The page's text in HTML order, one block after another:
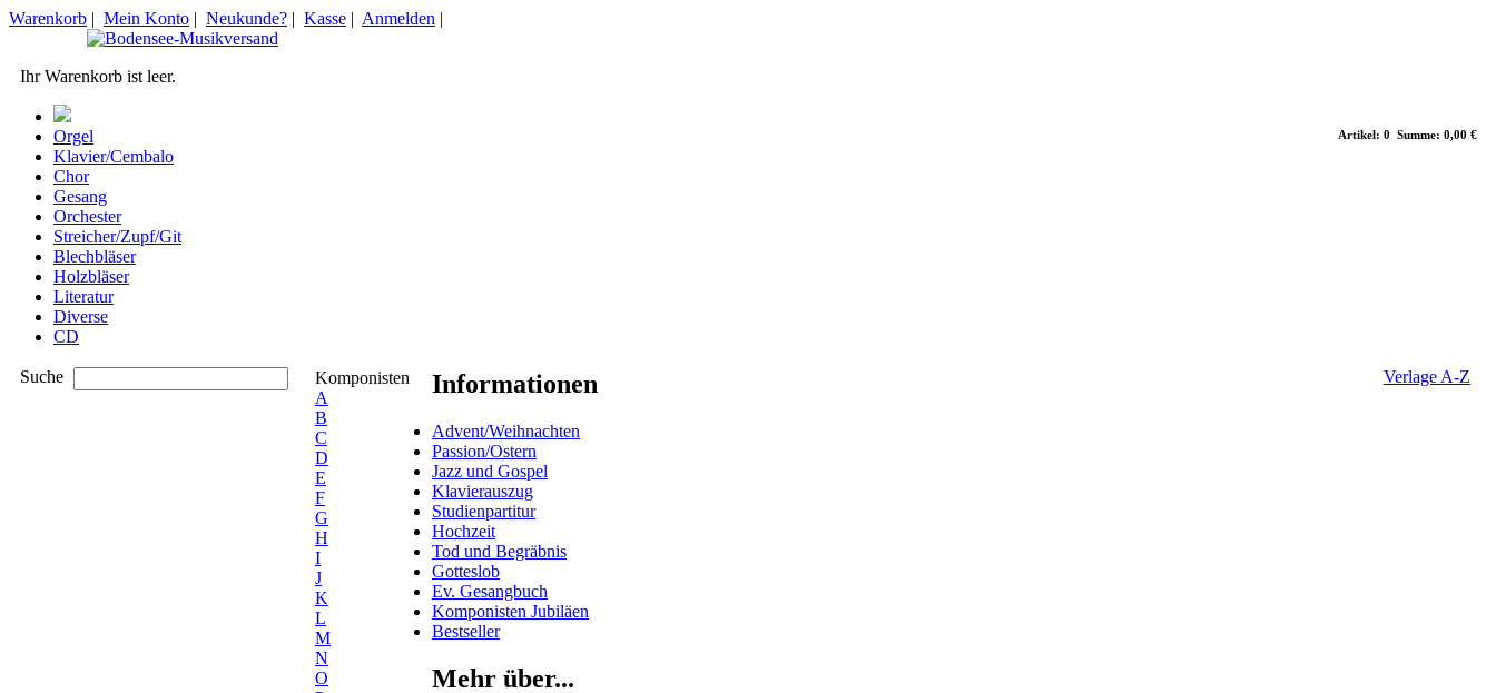
Artikel: 0 Summe: 0,00 €
Warenkorb | Mein Konto | Neukunde? | Kasse | Anmelden |
Ihr Warenkorb ist leer.
Orgel
Klavier/Cembalo
Chor
Gesang
Orchester
Streicher/Zupf/Git
Blechbläser
Holzbläser
Literatur
Diverse
CD
Suche
Komponisten
A
B
C
D
E
F
G
H
I
J
K
L
M
N
O
Verlage A-Z
Informationen
Advent/Weihnachten
Passion/Ostern
Jazz und Gospel
Klavierauszug
Studienpartitur
Hochzeit
Tod und Begräbnis
Gotteslob
Ev. Gesangbuch
Komponisten Jubiläen
Bestseller
Mehr über...